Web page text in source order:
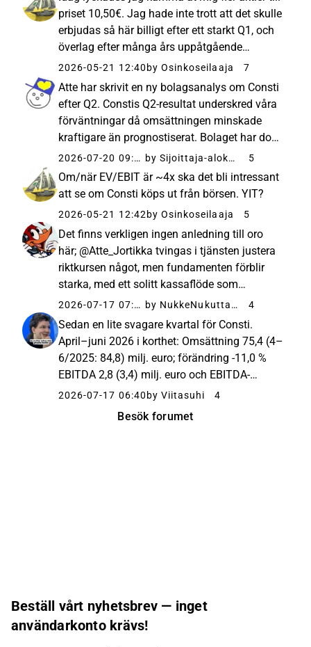
grundläggande renovering och...
priset 10,50€. Jag hade inte trott att det skulle
erbjudas så här billigt efter ett starkt Q1, och
överlag efter många års uppåtgående
utveckling. Renoveringsbygge verkar helt
enkelt inte vara särskilt sexigt i AI-eran. För en
tråkig...
2026-05-21 12:40 by Osinkoseilaaja 7
Atte har skrivit en ny bolagsanalys om Consti
efter Q2. Constis Q2-resultat underskred våra
förväntningar då omsättningen minskade
kraftigare än prognostiserat. Bolaget har dock
flera betydande projekt som startar under
andra halvåret, och vi bedömer dessutom att
de har goda föruts...
2026-07-20 09:24 by Sijoittaja-alokas 5
Om/när EV/EBIT är ~4x ska det bli intressant
att se om Consti köps ut från börsen. YIT?
2026-05-21 12:42by Osinkoseilaaja 5
Det finns verkligen ingen anledning till oro
här; @Atte_Jortikka tvingas i tjänsten justera
riktkursen något, men fundamenten förblir
starka, med ett solitt kassaflöde som
möjliggör generös utdelning. Det gäller bara
att ha tålamod, behålla aktierna över denna
dystra period och v...
2026-07-17 07:25 by NukkeNukuttaja 4
Sedan en lite svagare kvartal för Consti.
April–juni 2026 i korthet: Omsättning 75,4 (4–
6/2025: 84,8) milj. euro; förändring -11,0 %
EBITDA 2,8 (3,4) milj. euro och EBITDA-
marginal 3,6 % (4,0 %) Rörelseresultat 1,9
%) Orderstock 319...
2026-07-17 06:40 by Viitasuhi 4
Besök forumet
Beställ vårt nyhetsbrev — inget
användarkonto krävs!